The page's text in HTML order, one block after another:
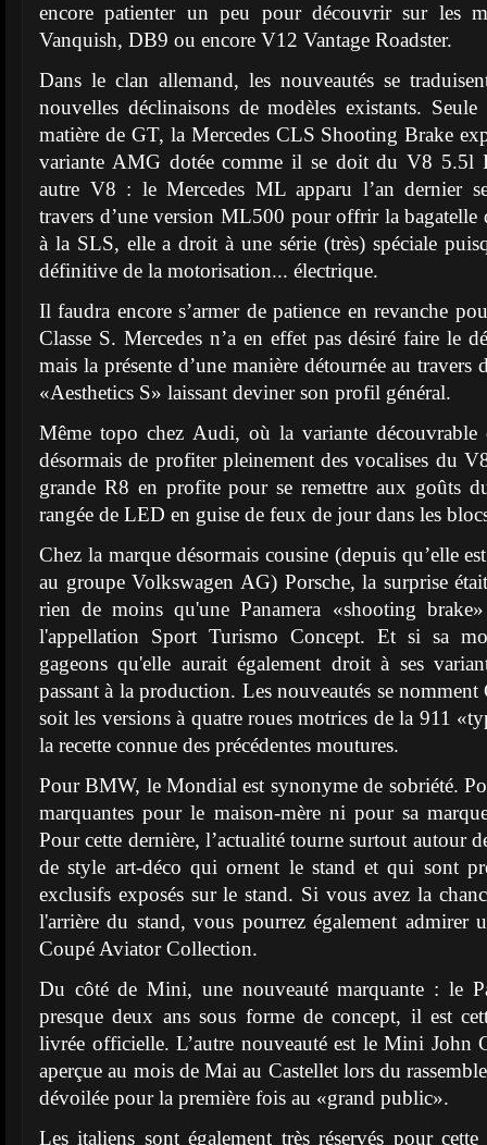
encore patienter un peu pour découvrir sur les
Vanquish, DB9 ou encore V12 Vantage Roadster.
Dans le clan allemand, les nouveautés se
nouvelles déclinaisons de modèles existants.
matière de GT, la Mercedes CLS Shooting Brake
variante AMG dotée comme il se doit du V8 5.5l
autre V8 : le Mercedes ML apparu l’an dernier
travers d’une version ML500 pour offrir la bagatelle
à la SLS, elle a droit à une série (très) spéciale
définitive de la motorisation... électrique.
Il faudra encore s’armer de patience en revanche
Classe S. Mercedes n’a en effet pas désiré faire le
mais la présente d’une manière détournée au travers
«Aesthetics S» laissant deviner son profil général.
Même topo chez Audi, où la variante
désormais de profiter pleinement des vocalises du
grande R8 en profite pour se remettre aux goûts
rangée de LED en guise de feux de jour dans les
Chez la marque désormais cousine (depuis qu’elle
au groupe Volkswagen AG) Porsche, la surprise
rien de moins qu'une Panamera «shooting
l'appellation Sport Turismo Concept. Et si sa
gageons qu'elle aurait également droit à ses
passant à la production. Les nouveautés se nomment
soit les versions à quatre roues motrices de la 911
la recette connue des précédentes moutures.
Pour BMW, le Mondial est synonyme de sobriété.
marquantes pour le maison-mère ni pour sa
Pour cette dernière, l’actualité tourne surtout autour
de style art-déco qui ornent le stand et qui sont
exclusifs exposés sur le stand. Si vous avez la
l'arrière du stand, vous pourrez également admirer
Coupé Aviator Collection.
Du côté de Mini, une nouveauté marquante : le
presque deux ans sous forme de concept, il est
livrée officielle. L’autre nouveauté est le Mini John
aperçue au mois de Mai au Castellet lors du
dévoilée pour la première fois au «grand public».
Les italiens sont également très réservés pour